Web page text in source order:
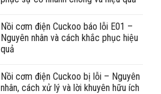
Nồi cơm điện Cuckoo báo lỗi E01 –
Nguyên nhân và cách khắc phục hiệu
quả
Nồi cơm điện Cuckoo bị lỗi – Nguyên
nhân, cách xử lý và lời khuyên hữu ích